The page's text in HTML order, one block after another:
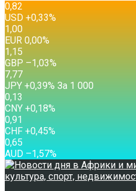
0,82
USD +0,33%
1,00
EUR 0,00%
1,15
GBP –1,03%
7,77
JPY +0,39% За 1 000
0,13
CNY +0,18%
0,91
CHF +0,45%
0,65
AUD –1,57%